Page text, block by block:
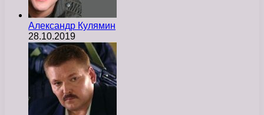
Александр Кулямин
28.10.2019